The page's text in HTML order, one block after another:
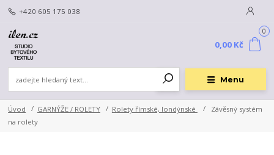
Menu
+420 605 175 038
0
0,00 Kč
Úvod GARNÝŽE / ROLETY Rolety římské, londýnské
Závěsný systém
na rolety